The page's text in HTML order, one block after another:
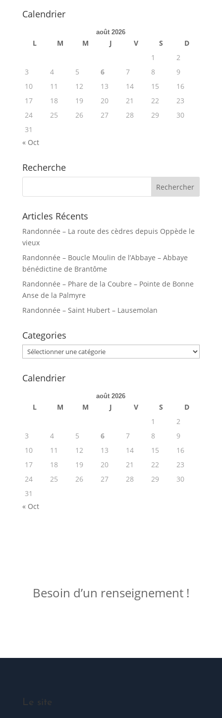
Calendrier
août 2026
L M M J V S
D
1
2
3
4 5 6 7 8
9
10
11 12 13 14 15
16
17
18 19 20 21 22
23
24
25 26 27 28 29
30
31
« Oct
Recherche
Articles Récents
Randonnée – La route des cèdres depuis Oppède le
vieux
Randonnée – Boucle Moulin de l’Abbaye – Abbaye
bénédictine de Brantôme
Randonnée – Phare de la Coubre – Pointe de Bonne
Anse de la Palmyre
Randonnée – Saint Hubert – Lausemolan
Categories
Categories
Calendrier
août 2026
L M M J V S
D
1
2
3
4 5 6 7 8
9
10
11 12 13 14 15
16
17
18 19 20 21 22
23
24
25 26 27 28 29
30
31
« Oct
Besoin d’un renseignement !
Le site